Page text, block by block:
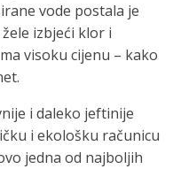
vode postala je
izbjeći klor i
visoku cijenu – kako
i daleko jeftinije
i ekološku računicu
jedna od najboljih